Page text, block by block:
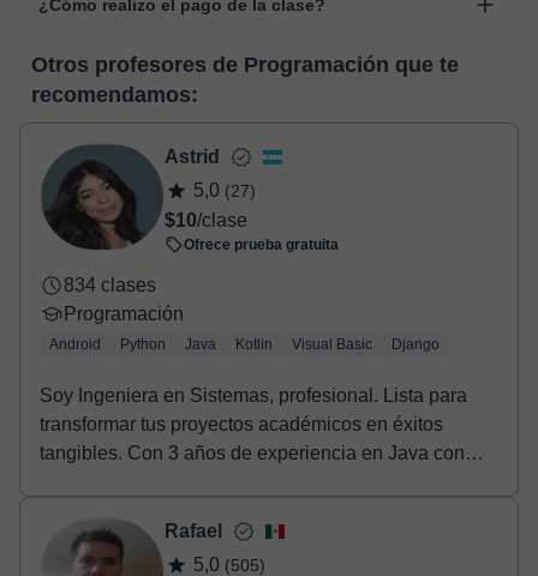
desarrollada para el ámbito formativo con muchas
pizarra virtual o el editor de textos a tiempo real. En el siguiente
enlace puedes ver una demo del aula y conocerla:Ver aula
virtual
¿Cómo realizo el pago de la clase?
horas, podrás realizar el pago mediante nuestro TPV virtual.
Tienes dos opciones para efectuar el pago:
- Tarjeta de crédito.
- Paypal.
Una vez realices el pago de la clase, recibirás un e-mail de
confirmación de la reserva.
Otros profesores de Programación que te
recomendamos:
Astrid
5,0 (27)
$10/clase
Ofrece prueba gratuita
834 clases
Programación
Android Python Java Kotlin Visual Basic Django
Soy Ingeniera en Sistemas, profesional. Lista para
transformar tus proyectos académicos en éxitos
tangibles. Con 3 años de experiencia en Java con
Rafael
5,0 (505)